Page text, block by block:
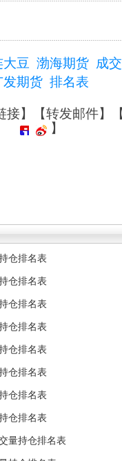
大豆 渤海期货 成
发期货 排名表
接】【转发邮件】
】
仓排名表
仓排名表
仓排名表
仓排名表
仓排名表
仓排名表
仓排名表
仓排名表
量持仓排名表